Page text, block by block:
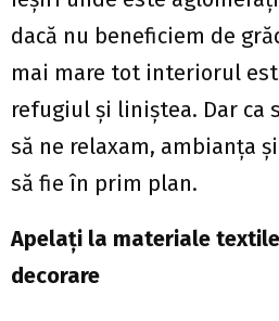
dacă nu beneficiem de
mai mare tot interiorul
refugiul şi liniştea. Dar ca
să ne relaxam, ambianţa
să fie în prim plan.
Apelaţi la materiale
decorare